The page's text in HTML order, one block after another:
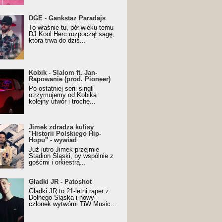
z nagrodą za
Trueschoolowy
Roku (Popkillery 2023)
DGE - Gankstaz Paradajs
To właśnie tu, pół wieku temu
DJ Kool Herc rozpoczął sagę,
która trwa do dziś...
- Slalom ft. Jan-
(prod. Pioneer)
Music Visualiser]
Kobik - Slalom ft. Jan-
Rapowanie (prod. Pioneer)
Po ostatniej serii singli
otrzymujemy od Kobika
kolejny utwór i trochę...
zdradza kulisy "Historii
Hip-Hopu" - wywiad
Jimek zdradza kulisy
"Historii Polskiego Hip-
Hopu" - wywiad
Już jutro Jimek przejmie
Stadion Śląski, by wspólnie z
gośćmi i orkiestrą...
JR - Patoshot
Gładki JR - Patoshot
Gładki JR to 21-letni raper z
Dolnego Śląska i nowy
członek wytwórni TiW Music...